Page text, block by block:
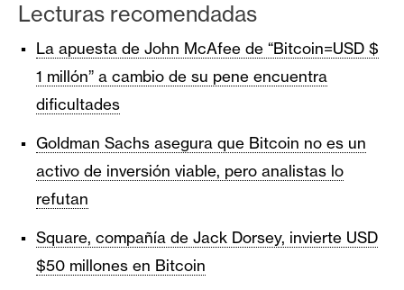
Lecturas recomendadas
La apuesta de John McAfee de “Bitcoin=USD $
1 millón” a cambio de su pene encuentra
dificultades
Goldman Sachs asegura que Bitcoin no es un
activo de inversión viable, pero analistas lo
refutan
Square, compañía de Jack Dorsey, invierte USD
$50 millones en Bitcoin